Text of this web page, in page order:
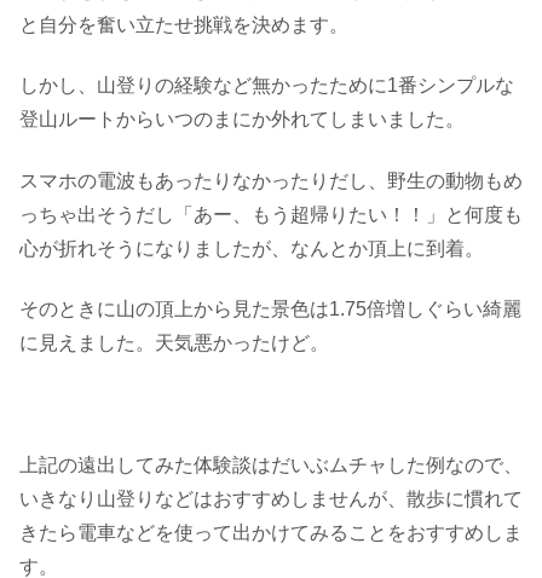
と自分を奮い立たせ挑戦を決めます。
しかし、山登りの経験など無かったために1番シンプルな
登山ルートからいつのまにか外れてしまいました。
スマホの電波もあったりなかったりだし、野生の動物もめ
っちゃ出そうだし「あー、もう超帰りたい！！」と何度も
心が折れそうになりましたが、なんとか頂上に到着。
そのときに山の頂上から見た景色は1.75倍増しぐらい綺麗
に見えました。天気悪かったけど。
上記の遠出してみた体験談はだいぶムチャした例なので、
いきなり山登りなどはおすすめしませんが、散歩に慣れて
きたら電車などを使って出かけてみることをおすすめしま
す。